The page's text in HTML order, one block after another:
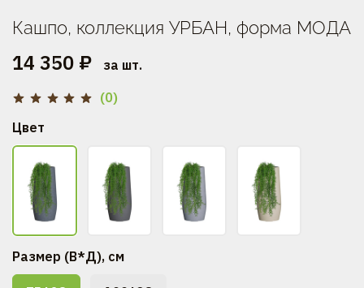
(0)
Кашпо, коллекция УРБАН, форма МОДА
14 350 ₽ за шт.
Цвет
Размер (В*Д), см